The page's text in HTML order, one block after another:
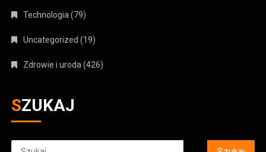
Technologia(79)
Uncategorized (19)
Zdrowie i uroda(426)
SZUKAJ
Szukaj: